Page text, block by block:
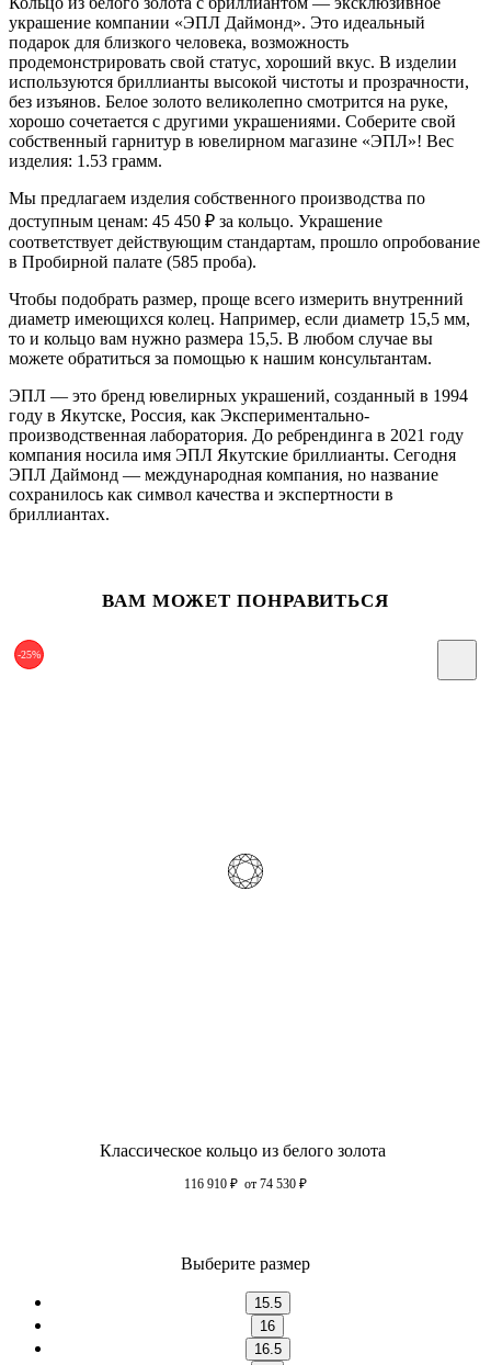
украшение компании «ЭПЛ Даймонд». Это идеальный
подарок для близкого человека, возможность
продемонстрировать свой статус, хороший вкус. В изделии
используются бриллианты высокой чистоты и прозрачности,
без изъянов. Белое золото великолепно смотрится на руке,
хорошо сочетается с другими украшениями. Соберите свой
собственный гарнитур в ювелирном магазине «ЭПЛ»! Вес
изделия: 1.53 грамм.
Мы предлагаем изделия собственного производства по
доступным ценам: 45 450 ₽ за кольцо. Украшение
соответствует действующим стандартам, прошло опробование
в Пробирной палате (585 проба).
Чтобы подобрать размер, проще всего измерить внутренний
диаметр имеющихся колец. Например, если диаметр 15,5 мм,
то и кольцо вам нужно размера 15,5. В любом случае вы
можете обратиться за помощью к нашим консультантам.
ЭПЛ — это бренд ювелирных украшений, созданный в 1994
году в Якутске, Россия, как Экспериментально-
производственная лаборатория. До ребрендинга в 2021 году
компания носила имя ЭПЛ Якутские бриллианты. Сегодня
ЭПЛ Даймонд — международная компания, но название
сохранилось как символ качества и экспертности в
бриллиантах.
ВАМ МОЖЕТ ПОНРАВИТЬСЯ
-25%
Классическое кольцо из белого золота
116 910 ₽ от 74 530 ₽
Выберите размер
15.5
16
16.5